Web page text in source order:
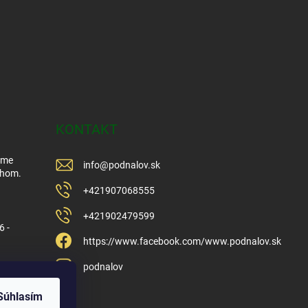
-
KONTAKT
info@podnalov.sk
+421907068555
+421902479599
https://www.facebook.com/www.podnalov.sk
podnalov